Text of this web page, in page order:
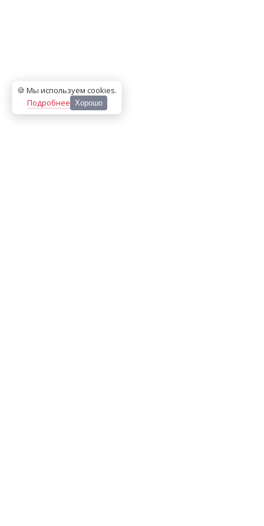
🍪 Мы используем cookies.
Подробнее Хорошо